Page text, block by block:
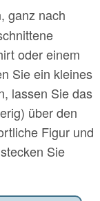
ganz nach
oder einem
Sie ein kleines
lassen Sie das
über den
Figur und
Sie